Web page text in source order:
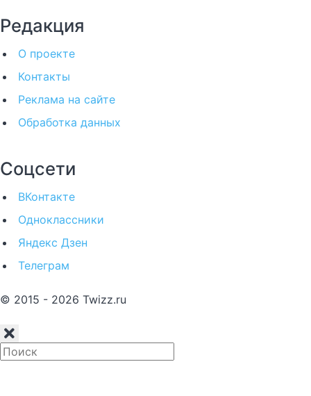
Редакция
О проекте
Контакты
Реклама на сайте
Обработка данных
Соцсети
ВКонтакте
Одноклассники
Яндекс Дзен
Телеграм
© 2015 - 2026 Twizz.ru